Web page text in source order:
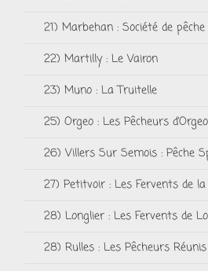
21) Marbehan : Société de
22) Martilly : Le Vairon
23) Muno : La Truitelle
25) Orgeo : Les Pêcheurs d’Orgeo
26) Villers Sur Semois : Pêche
27) Petitvoir : Les Fervents de
28) Longlier : Les Fervents de
28) Rulles : Les Pêcheurs Réunis